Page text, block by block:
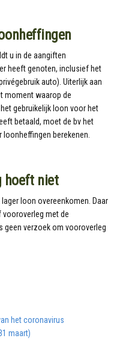
u in de aangiften
heeft genoten, inclusief het
auto). Uiterlijk aan
moment waarop de
gebruikelijk loon voor het
betaald, moet de bv het
berekenen.
hoeft niet
loon overeenkomen. Daar
met de
geen verzoek om vooroverleg
het coronavirus
maart)